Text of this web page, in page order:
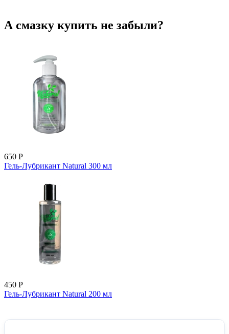
А смазку купить не забыли?
650 Р
Гель-Лубрикант Natural 300 мл
450 Р
Гель-Лубрикант Natural 200 мл